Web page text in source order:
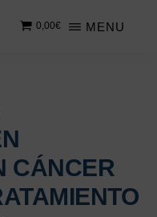
MENU
0,00€
CÁNCER